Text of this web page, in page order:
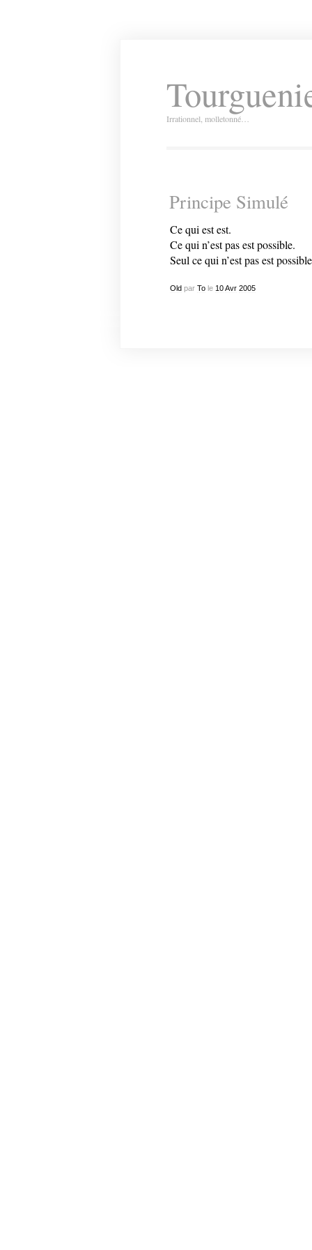
Irrationnel, molletonné…
Principe Simulé
Ce qui est est.
Ce qui n’est pas est possible.
Seul ce qui n’est pas est
Oldpar Tole 10 Avr 2005